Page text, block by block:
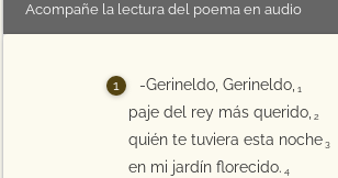
Acompañe la lectura del poema en audio
-Gerineldo, Gerineldo, 1
paje del rey más querido, 2
quién te tuviera esta noche 3
en mi jardín florecido. 4